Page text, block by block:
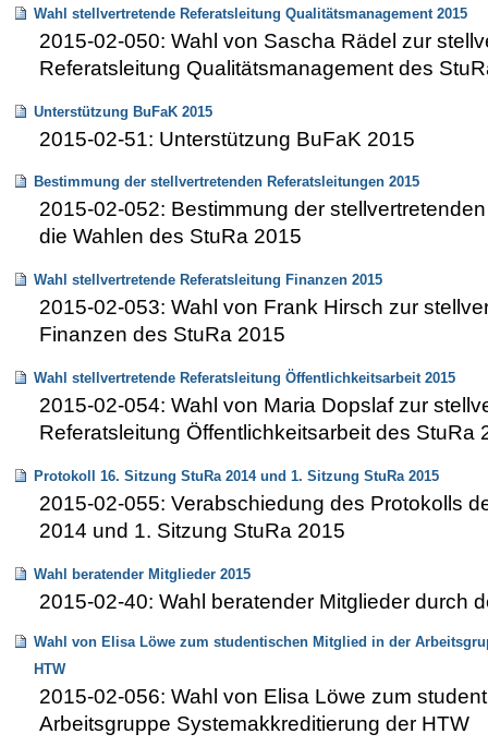
Wahl stellvertretende Referatsleitung Qualitätsmanagement 2015
2015-02-050: Wahl von Sascha Rädel zur
Referatsleitung Qualitätsmanagement des
Unterstützung BuFaK 2015
2015-02-51: Unterstützung BuFaK 2015
Bestimmung der stellvertretenden Referatsleitungen 2015
2015-02-052: Bestimmung der
die Wahlen des StuRa 2015
Wahl stellvertretende Referatsleitung Finanzen 2015
2015-02-053: Wahl von Frank Hirsch zur
Finanzen des StuRa 2015
Wahl stellvertretende Referatsleitung Öffentlichkeitsarbeit 2015
2015-02-054: Wahl von Maria Dopslaf zur
Referatsleitung Öffentlichkeitsarbeit des StuRa
Protokoll 16. Sitzung StuRa 2014 und 1. Sitzung StuRa 2015
2015-02-055: Verabschiedung des Protokolls
2014 und 1. Sitzung StuRa 2015
Wahl beratender Mitglieder 2015
2015-02-40: Wahl beratender Mitglieder durch
Wahl von Elisa Löwe zum studentischen Mitglied in der
HTW
2015-02-056: Wahl von Elisa Löwe zum
Arbeitsgruppe Systemakkreditierung der HTW